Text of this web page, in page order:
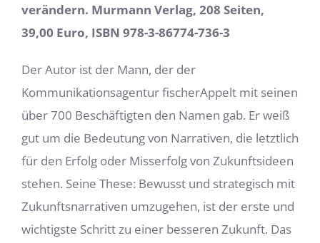
verändern. Murmann Verlag, 208 Seiten,
39,00 Euro, ISBN 978-3-86774-736-3
Der Autor ist der Mann, der der
Kommunikationsagentur fischerAppelt mit seinen
über 700 Beschäftigten den Namen gab. Er weiß
gut um die Bedeutung von Narrativen, die letztlich
für den Erfolg oder Misserfolg von Zukunftsideen
stehen. Seine These: Bewusst und strategisch mit
Zukunftsnarrativen umzugehen, ist der erste und
wichtigste Schritt zu einer besseren Zukunft. Das